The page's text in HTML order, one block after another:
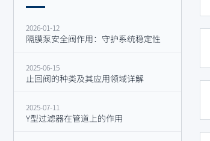
2026-01-12
隔膜泵安全阀作用：守护系统稳定性
2025-06-15
止回阀的种类及其应用领域详解
2025-07-11
Y型过滤器在管道上的作用